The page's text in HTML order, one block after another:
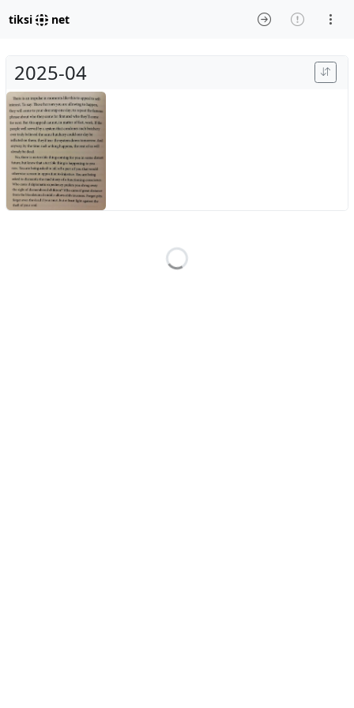
tiksi net
2025-04